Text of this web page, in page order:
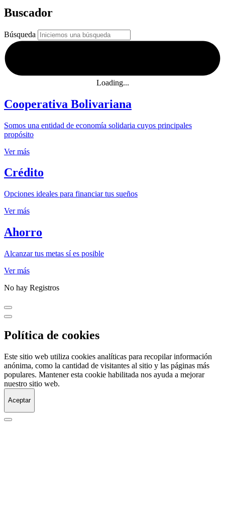
Buscador
Búsqueda
Loading...
Cooperativa Bolivariana
Somos una entidad de economía solidaria cuyos principales
propósito
Ver más
Crédito
Opciones ideales para financiar tus sueños
Ver más
Ahorro
Alcanzar tus metas sí es posible
Ver más
No hay Registros
Política de cookies
Este sitio web utiliza cookies analíticas para recopilar información
anónima, como la cantidad de visitantes al sitio y las páginas más
populares. Mantener esta cookie habilitada nos ayuda a mejorar
nuestro sitio web.
Aceptar